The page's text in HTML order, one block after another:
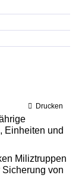
Drucken
Einheiten und
Miliztruppen
von